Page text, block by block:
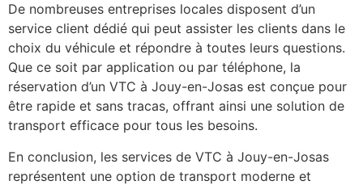
De nombreuses entreprises locales disposent d’un
service client dédié qui peut assister les clients dans le
choix du véhicule et répondre à toutes leurs questions.
Que ce soit par application ou par téléphone, la
réservation d’un VTC à Jouy-en-Josas est conçue pour
être rapide et sans tracas, offrant ainsi une solution de
transport efficace pour tous les besoins.
En conclusion, les services de VTC à Jouy-en-Josas
représentent une option de transport moderne et